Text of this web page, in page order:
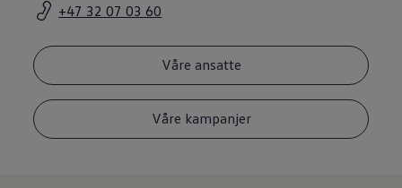
Verkstedtjenester
Service på elbil
Service for eldre modeller
Hvorfor velge merkeverksted
Magasin
+47 32 07 03 60
Våre ansatte
Våre kampanjer